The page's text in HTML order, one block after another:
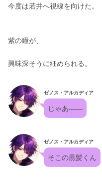
今度は若井へ視線を向けた。
紫の瞳が、
興味深そうに細められる。
ゼノス・アルカディア
じゃあ——
ゼノス・アルカディア
そこの黒髪くん